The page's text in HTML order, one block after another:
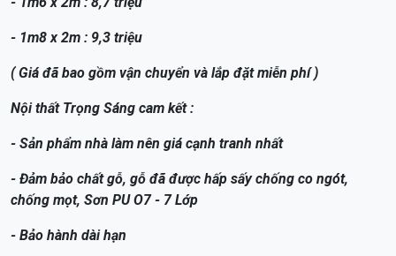
- 1m8 x 2m : 9,3 triệu
( Giá đã bao gồm vận chuyển và lắp đặt miễn phí )
Nội thất Trọng Sáng cam kết :
- Sản phẩm nhà làm nên giá cạnh tranh nhất
- Đảm bảo chất gỗ, gỗ đã được hấp sấy chống co ngót,
chống mọt, Sơn PU O7 - 7 Lớp
- Bảo hành dài hạn